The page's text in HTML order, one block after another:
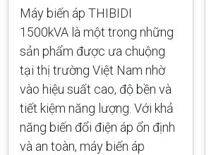
Máy biến áp THIBIDI
1500kVA là một trong những
sản phẩm được ưa chuộng
tại thị trường Việt Nam nhờ
vào hiệu suất cao, độ bền và
tiết kiệm năng lượng. Với khả
năng biến đổi điện áp ổn định
và an toàn, máy biến áp